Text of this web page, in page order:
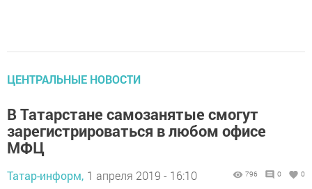
ЦЕНТРАЛЬНЫЕ НОВОСТИ
В Татарстане самозанятые смогут
зарегистрироваться в любом офисе
МФЦ
Татар-информ, 1 апреля 2019 - 16:10 796 0 0